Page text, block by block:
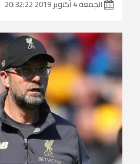
الجمعة 4 أكتوبر 2019 20:32:22